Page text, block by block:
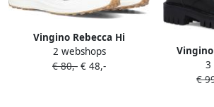
Vingino Rebecca Hi
veterboot Veterschoenen
2 webshops
€ 80,- € 48,-
Vingino
Meisjes3
€